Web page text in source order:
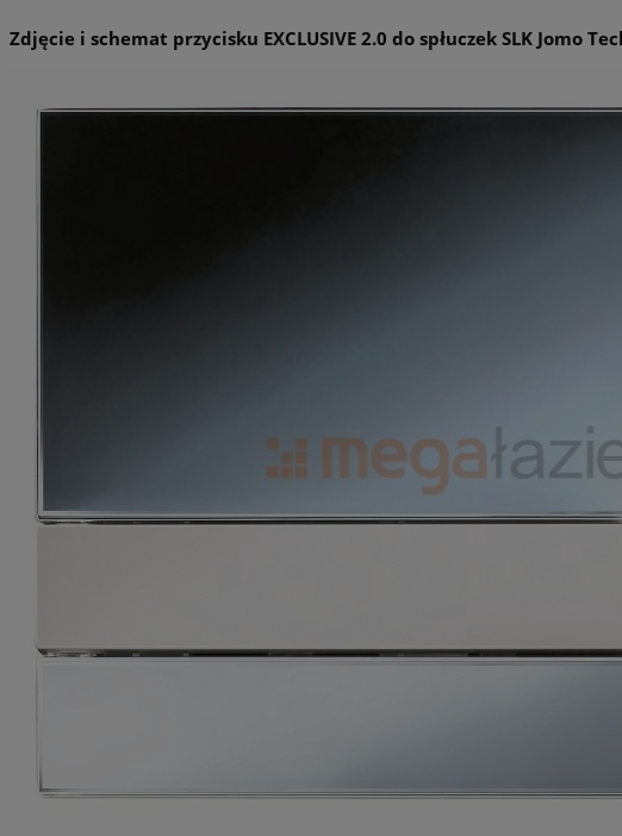
Zdjęcie i schemat przycisku EXCLUSIVE 2.0 do spłuczek SLK Jomo